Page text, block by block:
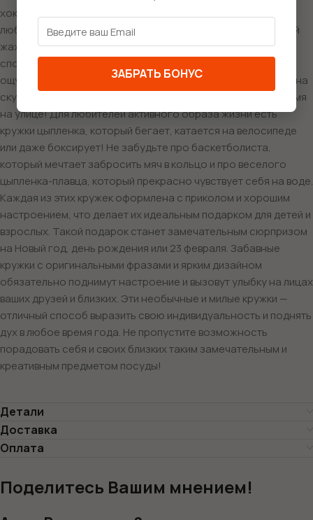
хоккеиста, который в своей спортивной экипировке готов к
любой игре на льду, или кружку цыпленка футбола, который
жаждет забить гол в ворота! Если вам по душе зимние виды
спорта, то кружка цыпленка-сноубордиста подарит вам
ощущение зимнего отдыха и свежести. А кружка цыпленка на
скутере и скейте покажет, как весело можно провести время
на улице! Для любителей активного образа жизни есть
кружки цыпленка, который бегает, катается на велосипеде
или даже боксирует! Не забудьте про баскетболиста,
который мечтает забросить мяч в кольцо и про веселого
цыпленка-плавца, который прекрасно чувствует себя на воде.
Каждая из этих кружек оформлена с приколом и хорошим
настроением, что делает их идеальным подарком для детей и
взрослых. Такой подарок станет замечательным сюрпризом
на Новый год, день рождения или 23 февраля. Забавные
кружки с оригинальными фразами и ярким дизайном
обязательно поднимут настроение и вызовут улыбку на лицах
ваших друзей и близких. Эти необычные и милые кружки —
отличный способ выразить свою индивидуальность и поднять
дух в любое время года. Не пропустите возможность
порадовать себя и своих близких таким замечательным и
креативным предметом посуды!
Детали
Доставка
Оплата
Поделитесь Вашим мнением!
ЗАБРАТЬ БОНУС